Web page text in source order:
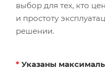
выбор для тех, кто
и простоту
решении.
* Указаны